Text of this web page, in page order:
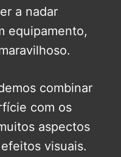
a nadar
equipamento,
combinar
com os
aspectos
visuais.